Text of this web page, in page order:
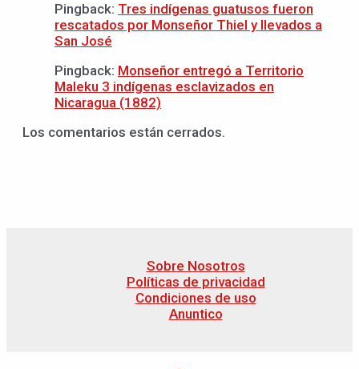
Pingback: Tres indígenas guatusos fueron
rescatados por Monseñor Thiel y llevados a
San José
Pingback: Monseñor entregó a Territorio
Maleku 3 indígenas esclavizados en
Nicaragua (1882)
Los comentarios están cerrados.
Sobre Nosotros
Políticas de privacidad
Condiciones de uso
Anuntico